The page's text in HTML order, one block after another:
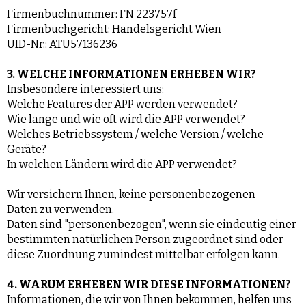
Firmenbuchnummer: FN 223757f
Firmenbuchgericht: Handelsgericht Wien
UID-Nr.: ATU57136236
3. WELCHE INFORMATIONEN ERHEBEN WIR?
Insbesondere interessiert uns:
Welche Features der APP werden verwendet?
Wie lange und wie oft wird die APP verwendet?
Welches Betriebssystem / welche Version / welche
Geräte?
In welchen Ländern wird die APP verwendet?
Wir versichern Ihnen, keine personenbezogenen
Daten zu verwenden.
Daten sind "personenbezogen", wenn sie eindeutig einer
bestimmten natürlichen Person zugeordnet sind oder
diese Zuordnung zumindest mittelbar erfolgen kann.
4. WARUM ERHEBEN WIR DIESE INFORMATIONEN?
Informationen, die wir von Ihnen bekommen, helfen uns